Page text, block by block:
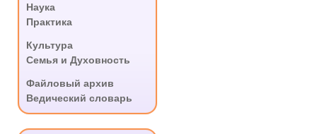
Наука
Практика
Культура
Семья и Духовность
Файловый архив
Ведический словарь